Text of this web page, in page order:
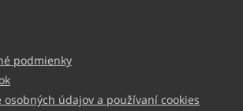
podmienky
osobných údajov a používaní cookies